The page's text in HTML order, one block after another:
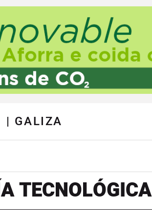
| GALIZA
TECNOLÓGICA